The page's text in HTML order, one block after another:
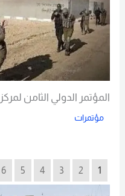
المؤتمر الدولي الثامن لمركز ASSAM اسطنبول 8
مؤتمرات
1
2
3
4
5
6